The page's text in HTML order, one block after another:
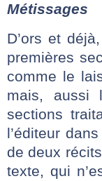
Métissages
D’ors et
premières
comme le
mais, aussi
sections
l’éditeur
de deux
texte, qui